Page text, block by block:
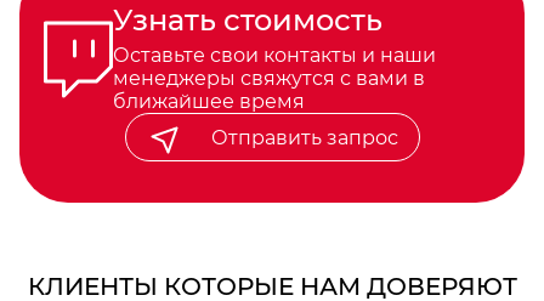
Узнать стоимость
Оставьте свои контакты и наши
менеджеры свяжутся с вами в
ближайшее время
Отправить запрос
КЛИЕНТЫ КОТОРЫЕ НАМ ДОВЕРЯЮТ